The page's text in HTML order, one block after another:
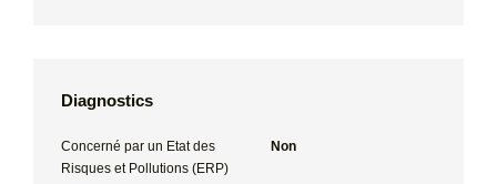
Diagnostics
Concerné par un Etat des
Risques et Pollutions (ERP)
Non